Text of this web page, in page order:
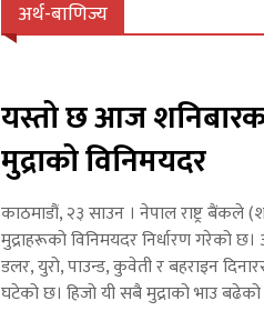
अर्थ-बाणिज्य
यस्तो छ आज
मुद्राको विनिमयदर
काठमाडौं, २३ साउन । नेपाल राष्ट्र बैंकले
मुद्राहरूको विनिमयदर निर्धारण गरेको
डलर, युरो, पाउन्ड, कुवेती र बहराइन
घटेको छ। हिजो यी सबै मुद्राको भाउ बढेको